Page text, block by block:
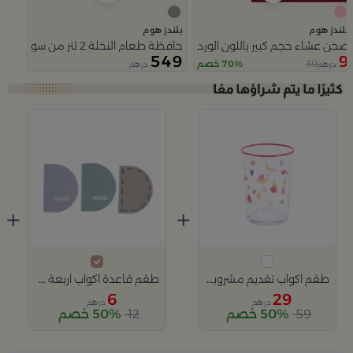
بلندز هوم
صحن عشاء حجم كبير باللون الوردي من سولانا
9 درهم30 70% خصم
بلندز هوم
حافظة طعام النخلة 2 لتر من سولانا
549 درهم
Slide 1 of 4
طقم اكواب تقديم مشروبات اربعة قطع من اورورا
29درهم
59 50% خصم
+
طقم قاعدة اكواب اربعة قطع من زيانا
6 درهم
12 50% خصم
+